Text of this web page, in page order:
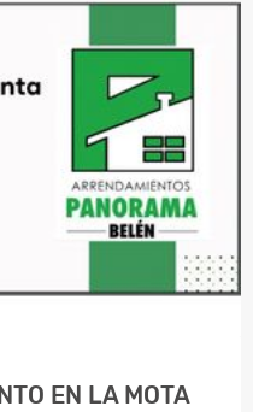
EN LA MOTA